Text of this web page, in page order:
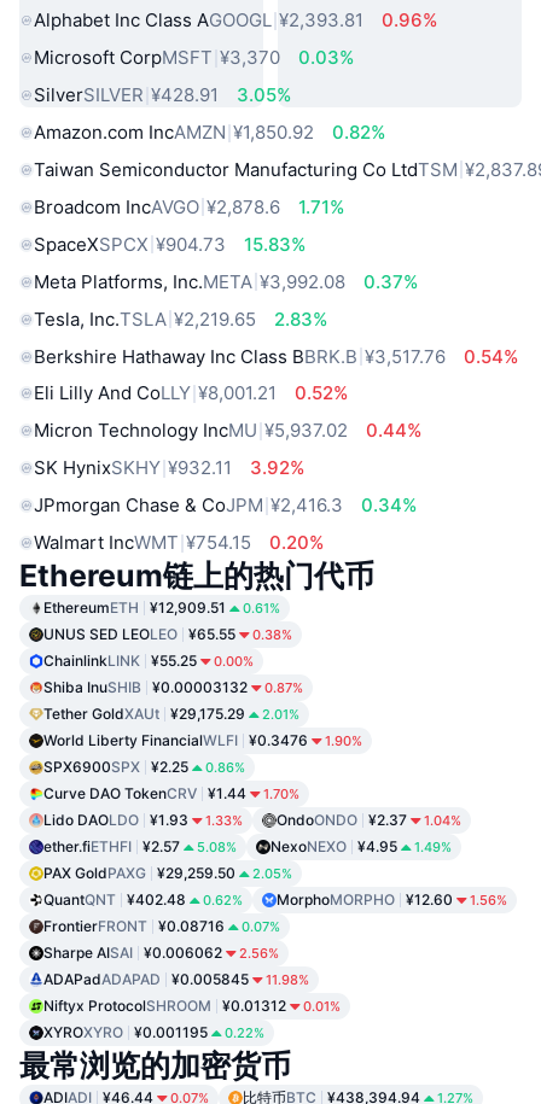
Alphabet Inc Class AGOOGL ¥2,393.81
0.96%
Microsoft CorpMSFT ¥3,370
0.03%
SilverSILVER ¥428.91
3.05%
Amazon.com IncAMZN ¥1,850.92
0.82%
Taiwan Semiconductor Manufacturing Co LtdTSM
Broadcom IncAVGO ¥2,878.6
1.71%
SpaceXSPCX ¥904.73
15.83%
Meta Platforms, Inc.META ¥3,992.08
0.37%
Tesla, Inc.TSLA ¥2,219.65
2.83%
Berkshire Hathaway Inc Class BBRK.B ¥3,517.76
0.54%
Eli Lilly And CoLLY ¥8,001.21
0.52%
Micron Technology IncMU ¥5,937.02
0.44%
SK HynixSKHY ¥932.11
3.92%
JPmorgan Chase & CoJPM ¥2,416.3
0.34%
Walmart IncWMT ¥754.15 0.20%
Ethereum链上的热门代币
EthereumETH ¥12,909.51 0.61%
UNUS SED LEOLEO ¥65.55 0.38%
ChainlinkLINK ¥55.25 0.00%
Shiba InuSHIB ¥0.00003132 0.87%
Tether GoldXAUt ¥29,175.29 2.01%
World Liberty FinancialWLFI ¥0.3476 1.90%
SPX6900SPX ¥2.25 0.86%
Curve DAO TokenCRV ¥1.44 1.70%
Lido DAOLDO ¥1.93 1.33% OndoONDO ¥2.37 1.04%
ether.fiETHFI ¥2.57 5.08% NexoNEXO ¥4.95 1.49%
PAX GoldPAXG ¥29,259.50 2.05%
QuantQNT ¥402.48 0.62% MorphoMORPHO ¥12.60 1.56%
FrontierFRONT ¥0.08716 0.07%
Sharpe AISAI ¥0.006062 2.56%
ADAPadADAPAD ¥0.005845 11.98%
Niftyx ProtocolSHROOM ¥0.01312 0.01%
XYROXYRO ¥0.001195 0.22%
最常浏览的加密货币
ADIADI ¥46.44 0.07% 比特币BTC ¥438,394.94 1.27%